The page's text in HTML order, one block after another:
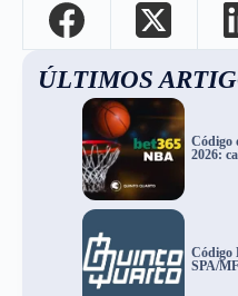
ÚLTIMOS
Código
2026:
Código
SPA/